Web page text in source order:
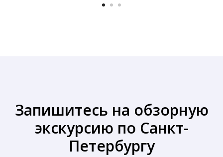
Запишитесь на обзорную
экскурсию по Санкт-
Петербургу